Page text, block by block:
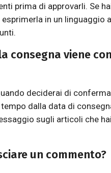
prima di approvarli. Se
in un linguaggio
consegna viene
deciderai di
dalla data di
sugli articoli che
un commento?